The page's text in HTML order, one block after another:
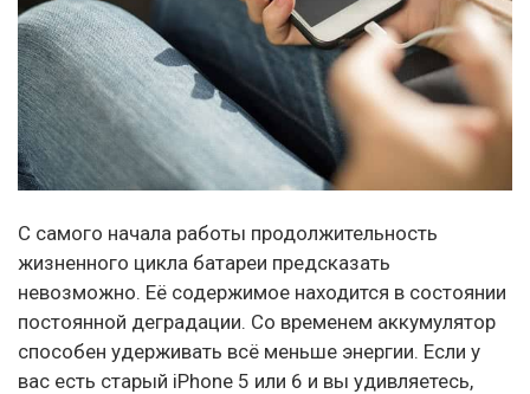
С самого начала работы продолжительность
жизненного цикла батареи предсказать
невозможно. Её содержимое находится в состоянии
постоянной деградации. Со временем аккумулятор
способен удерживать всё меньше энергии. Если у
вас есть старый iPhone 5 или 6 и вы удивляетесь,